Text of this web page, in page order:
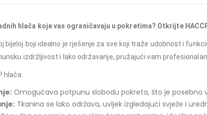
hlača koje vas ograničavaju u pokretima? Otkrijte
bijeloj boji idealno je rješenje za sve koji traže udobnost i
izdržljivost i lako održavanje, pružajući vam
hlača:
Omogućava potpunu slobodu pokreta, što je posebno
Tkanina se lako održava, uvijek izgledajući svježe i